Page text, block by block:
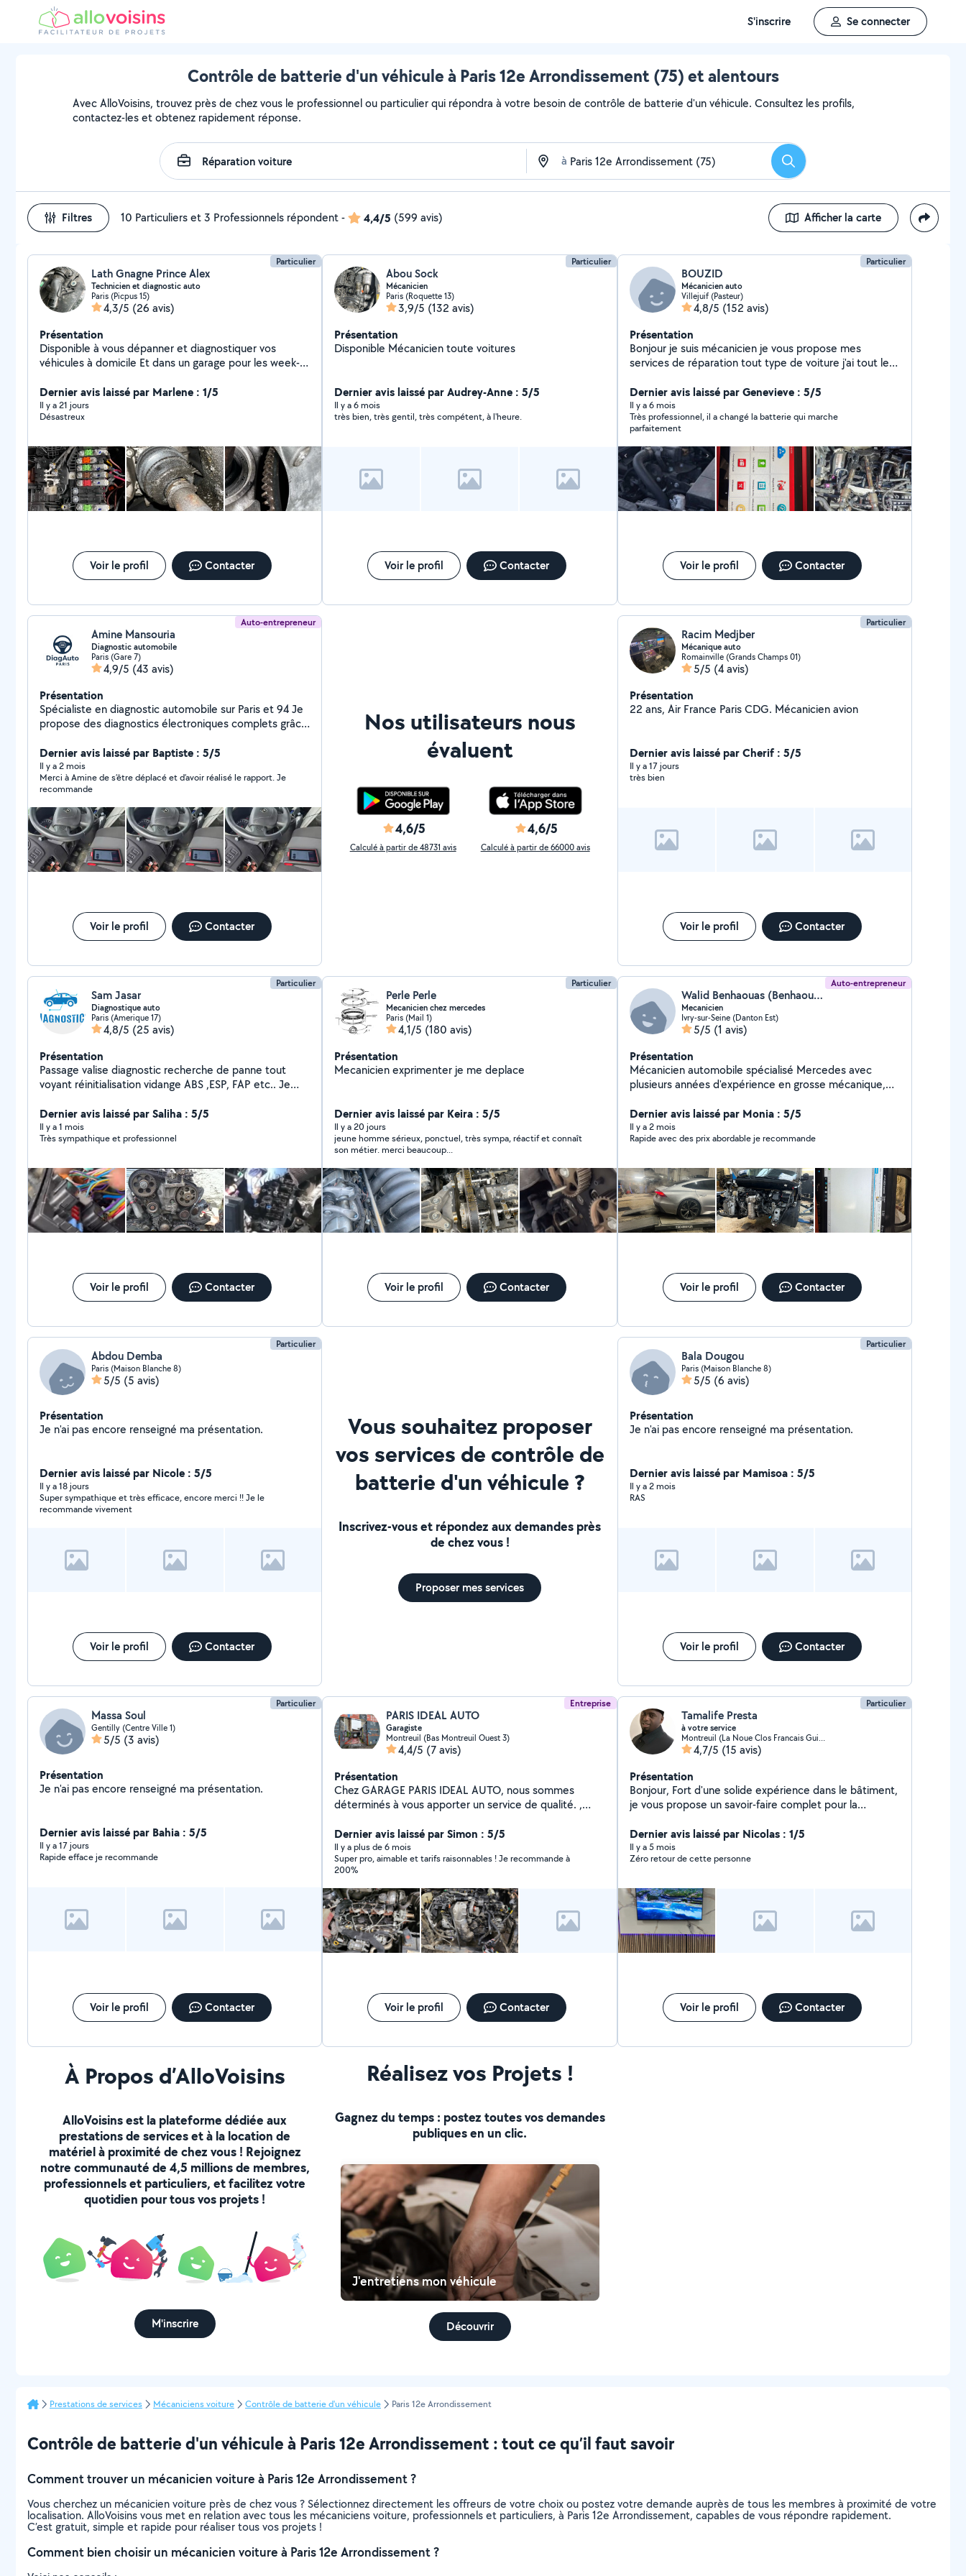
S'inscrire Se connecter
Contrôle de batterie d'un véhicule à Paris 12e Arrondissement (75) et alentours
Avec AlloVoisins, trouvez près de chez vous le professionnel ou particulier qui répondra à votre besoin de contrôle de batterie d'un véhicule. Consultez les profils,
contactez-les et obtenez rapidement réponse.
à Rechercher
Filtres 10 Particuliers et 3 Professionnels répondent- 4,4/5 (599 avis) Afficher la carte
Particulier
Lath Gnagne Prince Alex
Technicien et diagnostic auto
Paris (Picpus 15)
4,3/5 (26 avis)
Présentation
Disponible à vous dépanner et diagnostiquer vos
véhicules à domicile Et dans un garage pour les week-
Dernier avis laissé par Marlene : 1/5
Il y a 21 jours
Désastreux
Voir le profil Contacter
Particulier
Abou Sock
Mécanicien
Paris (Roquette 13)
3,9/5 (132 avis)
Présentation
Disponible Mécanicien toute voitures
Dernier avis laissé par Audrey-Anne : 5/5
Il y a 6 mois
très bien, très gentil, très compétent, à l'heure.
Voir le profil Contacter
Particulier
BOUZID
Mécanicien auto
Villejuif (Pasteur)
4,8/5 (152 avis)
Présentation
Bonjour je suis mécanicien je vous propose mes
services de réparation tout type de voiture j'ai tout les
les week-ends vous pouvez me contacte ou téléphone
o6984360 31de préférence j'arrive pas à répondre à
vous messages sur l'application merci de me contacts
par appeler ou SMS et je vous répond
Dernier avis laissé par Genevieve : 5/5
Il y a 6 mois
Très professionnel, il a changé la batterie qui marche
parfaitement
Voir le profil Contacter
Auto-entrepreneur
Amine Mansouria
Diagnostic automobile
Paris (Gare 7)
4,9/5 (43 avis)
Présentation
Spécialiste en diagnostic automobile sur Paris et 94 Je
propose des diagnostics électroniques complets grâce
effacement des défauts, vérification de tous les
systèmes (moteur, ABS, airbag, etc.), avec rapport
PDF clair et détaillé remis à chaque client. Services
disponibles : diagnostic rapide, check-up avant achat,
contrôle complet. Intervention à domicile ou sur
rendez-vous, 7j/7. Sérieux, réactif et économique une
alternative fiable aux garages traditionnels. Numéro :
zéro sept 88 82 99 41
Dernier avis laissé par Baptiste : 5/5
Il y a 2 mois
Merci à Amine de s’être déplacé et d’avoir réalisé le rapport. Je
recommande
Voir le profil Contacter
Nos utilisateurs nous
évaluent
4,6/5
Calculé à partir de 48731 avis
4,6/5
Calculé à partir de 66000 avis
Particulier
Racim Medjber
Mécanique auto
Romainville (Grands Champs 01)
5/5 (4 avis)
Présentation
22 ans, Air France Paris CDG. Mécanicien avion
Dernier avis laissé par Cherif : 5/5
Il y a 17 jours
très bien
Voir le profil Contacter
Particulier
Sam Jasar
Diagnostique auto
Paris (Amerique 17)
4,8/5 (25 avis)
Présentation
Passage valise diagnostic recherche de panne tout
voyant réinitialisation vidange ABS ,ESP, FAP etc.. Je
avez une panne dans votre véhicule quelques soit le
voyant possibilité de faire la réparation à domicile ou
dans votre lieu de travail Tout véhicules merci de me
vais également du transport déménagement
Dernier avis laissé par Saliha : 5/5
Il y a 1 mois
Très sympathique et professionnel
Voir le profil Contacter
Particulier
Perle Perle
Mecanicien chez mercedes
Paris (Mail 1)
4,1/5 (180 avis)
Présentation
Mecanicien exprimenter je me deplace
Dernier avis laissé par Keira : 5/5
Il y a 20 jours
jeune homme sérieux, ponctuel, très sympa, réactif et connaît
son métier. merci beaucoup...
Voir le profil Contacter
Auto-entrepreneur
Walid Benhaouas (Benhaouas Diagnostique)
Mecanicien
Ivry-sur-Seine (Danton Est)
5/5 (1 avis)
Présentation
Mécanicien automobile spécialisé Mercedes avec
plusieurs années d'expérience en grosse mécanique,
et professionnelle avec prise de rendez-vous en ligne. »
Dernier avis laissé par Monia : 5/5
Il y a 2 mois
Rapide avec des prix abordable je recommande
Voir le profil Contacter
Particulier
Abdou Demba
Paris (Maison Blanche 8)
5/5 (5 avis)
Présentation
Je n'ai pas encore renseigné ma présentation.
Dernier avis laissé par Nicole : 5/5
Il y a 18 jours
Super sympathique et très efficace, encore merci !! Je le
recommande vivement
Voir le profil Contacter
Vous souhaitez proposer
vos services de contrôle de
batterie d'un véhicule ?
Inscrivez-vous et répondez aux demandes près
de chez vous !
Proposer mes services
Particulier
Bala Dougou
Paris (Maison Blanche 8)
5/5 (6 avis)
Présentation
Je n'ai pas encore renseigné ma présentation.
Dernier avis laissé par Mamisoa : 5/5
Il y a 2 mois
RAS
Voir le profil Contacter
Particulier
Massa Soul
Gentilly (Centre Ville 1)
5/5 (3 avis)
Présentation
Je n'ai pas encore renseigné ma présentation.
Dernier avis laissé par Bahia : 5/5
Il y a 17 jours
Rapide efface je recommande
Voir le profil Contacter
Entreprise
PARIS IDEAL AUTO
Garagiste
Montreuil (Bas Montreuil Ouest 3)
4,4/5 (7 avis)
Présentation
Chez GARAGE PARIS IDEAL AUTO, nous sommes
déterminés à vous apporter un service de qualité. ,
VOLTAIRE.93100 MONTREUIL Professionnel de la
mécanique , nous disposons du savoir-faire et de
l'expertise nécessaires pour les prestations à faire sur
votre automobile. A Bientôt chez Paris ideal auto.
Dernier avis laissé par Simon : 5/5
Il y a plus de 6 mois
Super pro, aimable et tarifs raisonnables ! Je recommande à
200%
Voir le profil Contacter
Particulier
Tamalife Presta
à votre service
Montreuil (La Noue Clos Francais Guilands 4)
4,7/5 (15 avis)
Présentation
Bonjour, Fort d'une solide expérience dans le bâtiment,
je vous propose un savoir-faire complet pour la
"tous corps d'état" me permet de prendre en charge
l'intégralité de vos projets, vous évitant ainsi de
multiplier les intervenants. Mon expertise à votre
peinture, des revêtements de sol (parquet, carrelage)
et des finitions murales. Technique : Interventions en
électricité et plomberie (installation, modification,
dépannage). Aménagement : Menuiserie, montage de
cuisines et optimisation d'espace. Discutons de vos
Dernier avis laissé par Nicolas : 1/5
Il y a 5 mois
Zéro retour de cette personne
Voir le profil Contacter
À Propos d’AlloVoisins
AlloVoisins est la plateforme dédiée aux
prestations de services et à la location de
matériel à proximité de chez vous ! Rejoignez
notre communauté de 4,5 millions de membres,
professionnels et particuliers, et facilitez votre
quotidien pour tous vos projets !
M'inscrire
Réalisez vos Projets !
Gagnez du temps : postez toutes vos demandes
publiques en un clic.
J'entretiens mon véhicule
Découvrir
Prestations de services Mécaniciens voiture Contrôle de batterie d'un véhicule Paris 12e Arrondissement
Contrôle de batterie d'un véhicule à Paris 12e Arrondissement : tout ce qu’il faut savoir
Comment trouver un mécanicien voiture à Paris 12e Arrondissement ?
Vous cherchez un mécanicien voiture près de chez vous ? Sélectionnez directement les offreurs de votre choix ou postez votre demande auprès de tous les membres à proximité de votre
localisation. AlloVoisins vous met en relation avec tous les mécaniciens voiture, professionnels et particuliers, à Paris 12e Arrondissement, capables de vous répondre rapidement.
C’est gratuit, simple et rapide pour réaliser tous vos projets !
Comment bien choisir un mécanicien voiture à Paris 12e Arrondissement ?